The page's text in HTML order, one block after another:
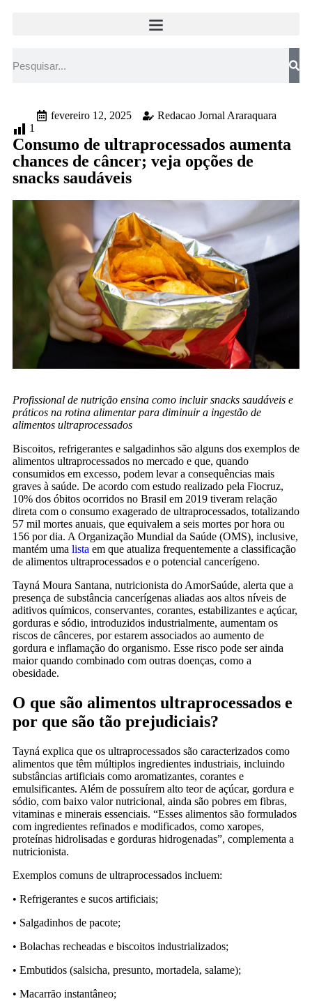
fevereiro 12, 2025
Redacao Jornal Araraquara
1
Consumo de ultraprocessados aumenta
chances de câncer; veja opções de
snacks saudáveis
Profissional de nutrição ensina como incluir snacks saudáveis e
práticos na rotina alimentar para diminuir a ingestão de
alimentos ultraprocessados
Biscoitos, refrigerantes e salgadinhos são alguns dos exemplos de
alimentos ultraprocessados no mercado e que, quando
consumidos em excesso, podem levar a consequências mais
graves à saúde. De acordo com estudo realizado pela Fiocruz,
10% dos óbitos ocorridos no Brasil em 2019 tiveram relação
direta com o consumo exagerado de ultraprocessados, totalizando
57 mil mortes anuais, que equivalem a seis mortes por hora ou
156 por dia. A Organização Mundial da Saúde (OMS), inclusive,
mantém uma lista em que atualiza frequentemente a classificação
de alimentos ultraprocessados e o potencial cancerígeno.
Tayná Moura Santana, nutricionista do AmorSaúde, alerta que a
presença de substância cancerígenas aliadas aos altos níveis de
aditivos químicos, conservantes, corantes, estabilizantes e açúcar,
gorduras e sódio, introduzidos industrialmente, aumentam os
riscos de cânceres, por estarem associados ao aumento de
gordura e inflamação do organismo. Esse risco pode ser ainda
maior quando combinado com outras doenças, como a
obesidade.
O que são alimentos ultraprocessados e
por que são tão prejudiciais?
Tayná explica que os ultraprocessados são caracterizados como
alimentos que têm múltiplos ingredientes industriais, incluindo
substâncias artificiais como aromatizantes, corantes e
emulsificantes. Além de possuírem alto teor de açúcar, gordura e
sódio, com baixo valor nutricional, ainda são pobres em fibras,
vitaminas e minerais essenciais. “Esses alimentos são formulados
com ingredientes refinados e modificados, como xaropes,
proteínas hidrolisadas e gorduras hidrogenadas”, complementa a
nutricionista.
Exemplos comuns de ultraprocessados incluem:
• Refrigerantes e sucos artificiais;
• Salgadinhos de pacote;
• Bolachas recheadas e biscoitos industrializados;
• Embutidos (salsicha, presunto, mortadela, salame);
• Macarrão instantâneo;